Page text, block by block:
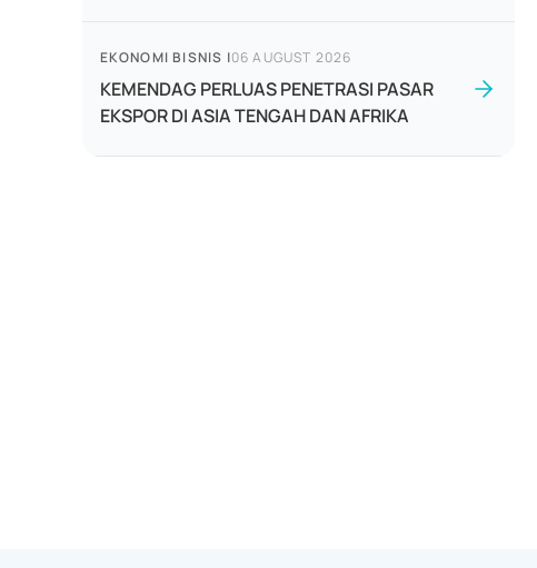
EKONOMI BISNIS |06 AUGUST 2026
KEMENDAG PERLUAS PENETRASI PASAR
EKSPOR DI ASIA TENGAH DAN AFRIKA